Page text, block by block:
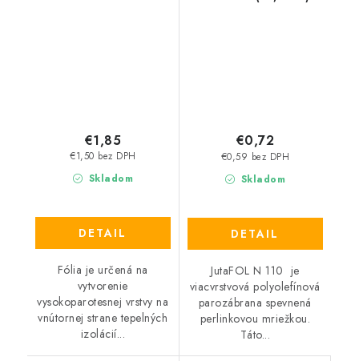
Skladom
€1,50 bez DPH
€1,85
DETAIL
Fólia je určená na
vytvorenie
vysokoparotesnej vrstvy na
vnútornej strane tepelných
izolácií...
Skladom
€0,59 bez DPH
€0,72
DETAIL
JutaFOL N 110 je
viacvrstvová polyolefínová
parozábrana spevnená
perlinkovou mriežkou.
Táto...